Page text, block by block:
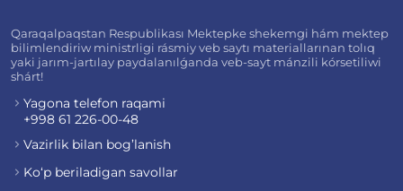
Qaraqalpaqstan Respublikası Mektepke shekemgi hám mektep
bilimlendiriw ministrligi rásmiy veb saytı materiallarınan tolıq
yaki jarım-jartılay paydalanılǵanda veb-sayt mánzili kórsetiliwi
shárt!
Yagona telefon raqami
+998 61 226-00-48
Vazirlik bilan bog’lanish
Ko‘p beriladigan savollar